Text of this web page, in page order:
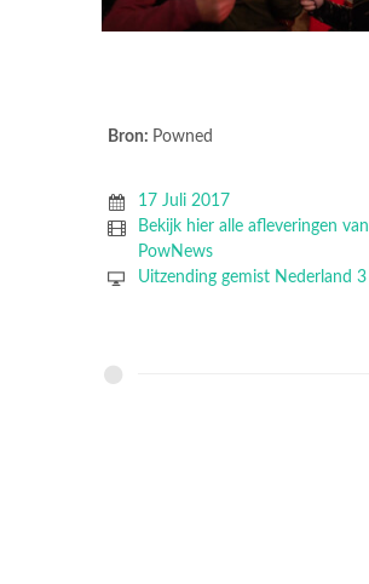
Bron: Powned
17 Juli 2017
Bekijk hier alle afleveringen van
PowNews
Uitzending gemist Nederland 3